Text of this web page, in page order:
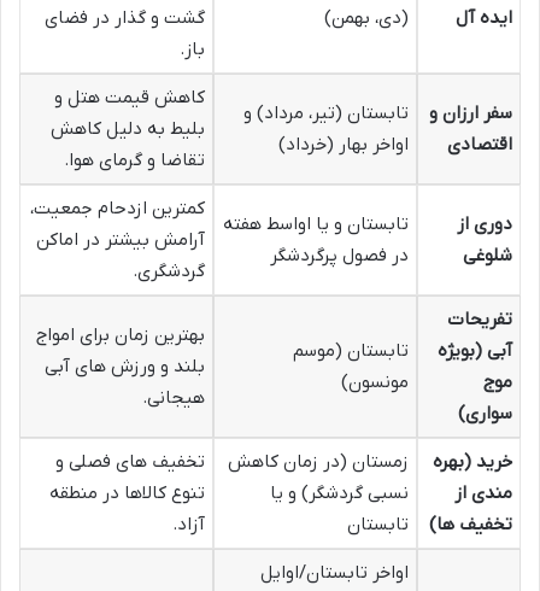
ایده آل
(دی، بهمن)
گشت و گذار در فضای
باز.
سفر ارزان و
اقتصادی
تابستان (تیر، مرداد) و
اواخر بهار (خرداد)
کاهش قیمت هتل و
بلیط به دلیل کاهش
تقاضا و گرمای هوا.
دوری از
شلوغی
تابستان و یا اواسط هفته
در فصول پرگردشگر
کمترین ازدحام جمعیت،
آرامش بیشتر در اماکن
گردشگری.
تفریحات
آبی (بویژه
موج
سواری)
تابستان (موسم
مونسون)
بهترین زمان برای امواج
بلند و ورزش های آبی
هیجانی.
خرید (بهره
مندی از
تخفیف ها)
زمستان (در زمان کاهش
نسبی گردشگر) و یا
تابستان
تخفیف های فصلی و
تنوع کالاها در منطقه
آزاد.
اواخر تابستان/اوایل